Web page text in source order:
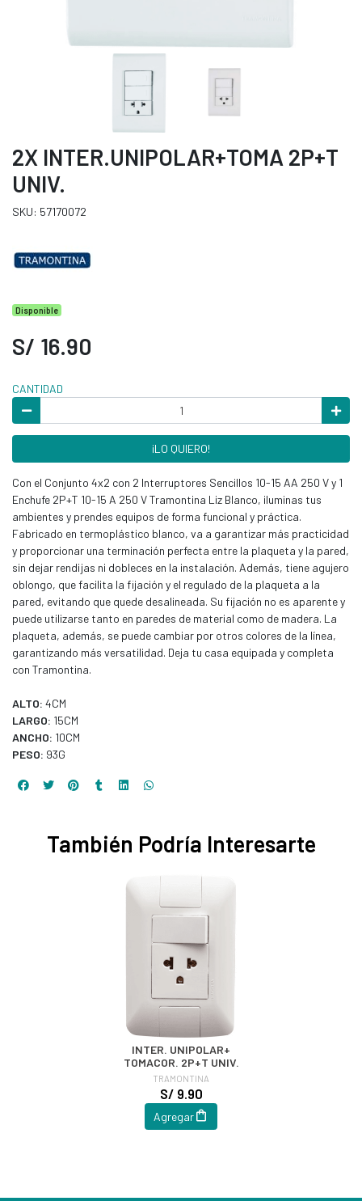
2X INTER.UNIPOLAR+TOMA 2P+T
UNIV.
SKU: 57170072
Disponible
S/ 16.90
CANTIDAD
¡LO QUIERO!
Con el Conjunto 4x2 con 2 Interruptores Sencillos 10-15 AA 250 V y 1
Enchufe 2P+T 10-15 A 250 V Tramontina Liz Blanco, iluminas tus
ambientes y prendes equipos de forma funcional y práctica.
Fabricado en termoplástico blanco, va a garantizar más practicidad
y proporcionar una terminación perfecta entre la plaqueta y la pared,
sin dejar rendijas ni dobleces en la instalación. Además, tiene agujero
oblongo, que facilita la fijación y el regulado de la plaqueta a la
pared, evitando que quede desalineada. Su fijación no es aparente y
puede utilizarse tanto en paredes de material como de madera. La
plaqueta, además, se puede cambiar por otros colores de la línea,
garantizando más versatilidad. Deja tu casa equipada y completa
con Tramontina.
ALTO: 4CM
LARGO: 15CM
ANCHO: 10CM
PESO: 93G
También Podría Interesarte
INTER. UNIPOLAR+
TOMACOR. 2P+T UNIV.
TRAMONTINA
S/ 9.90
Agregar